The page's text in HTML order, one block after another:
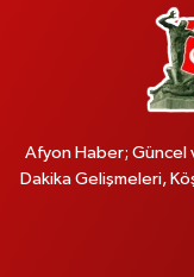
Afyon Haber; Güncel
Dakika Gelişmeleri,